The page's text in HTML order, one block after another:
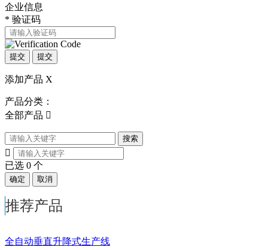
企业信息
* 验证码
提交 提交
添加产品 X
产品分类：
全部产品 
搜索

已选 0 个
确定 取消
推荐产品
全自动垂直升降式生产线